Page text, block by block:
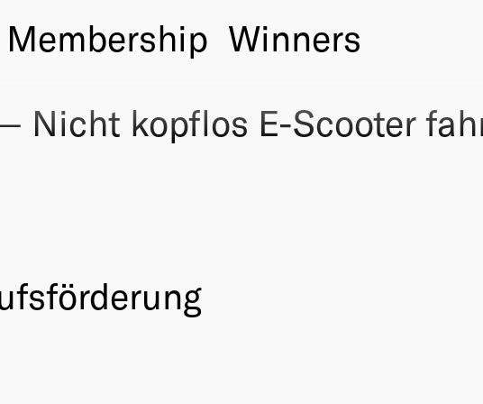
Membership Winners
Nicht kopflos E-Scooter